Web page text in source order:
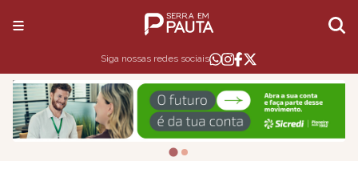
Siga nossas redes sociais